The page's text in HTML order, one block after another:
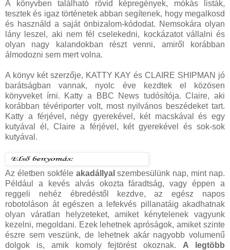
A könyvben található rövid képregények, mókás listák,
tesztek és igaz történetek abban segítenek, hogy megalkosd
és használd a saját önbizalom-kódodat. Nemsokára olyan
lány leszel, aki nem fél cselekedni, kockázatot vállalni és
olyan nagy kalandokban részt venni, amiről korábban
álmodozni sem mert volna.
A könyv két szerzője, KATTY KAY és CLAIRE SHIPMAN jó
barátságban vannak, nyolc éve kezdtek el közösen
könyveket írni. Katty a BBC News tudósítója. Claire, aki
korábban tévériporter volt, most nyilvános beszédeket tart.
Katty a férjével, négy gyerekével, két macskával és egy
kutyával él, Claire a férjével, két gyerekével és sok-sok
kutyával.
Az életben sokféle akadállyalszembesülünk nap, mint nap.
Például a kevés alvás okozta fáradtság, vagy éppen a
reggeli nehéz ébredéstől kezdve, az egész napos
robotoláson át egészen a lefekvés pillanatáig akadhatnak
olyan váratlan helyzeteket, amiket kénytelenek vagyunk
kezelni, megoldani. Ezek lehetnek apróságok, amiket szinte
észre sem veszünk, de lehetnek akár nagyobb volumenű
dolgok is, amik komoly fejtörést okoznak. A legtöbb